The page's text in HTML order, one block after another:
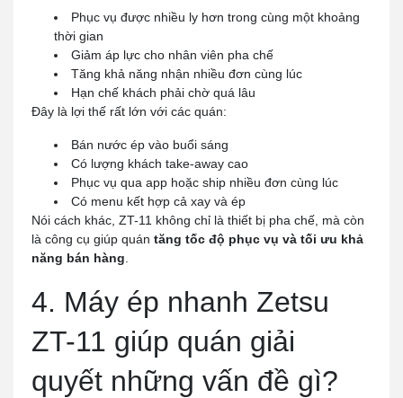
Phục vụ được nhiều ly hơn trong cùng một khoảng
thời gian
Giảm áp lực cho nhân viên pha chế
Tăng khả năng nhận nhiều đơn cùng lúc
Hạn chế khách phải chờ quá lâu
Đây là lợi thế rất lớn với các quán:
Bán nước ép vào buổi sáng
Có lượng khách take-away cao
Phục vụ qua app hoặc ship nhiều đơn cùng lúc
Có menu kết hợp cả xay và ép
Nói cách khác, ZT-11 không chỉ là thiết bị pha chế, mà còn
là công cụ giúp quán tăng tốc độ phục vụ và tối ưu khả
năng bán hàng
4. Máy ép nhanh Zetsu
ZT-11 giúp quán giải
quyết những vấn đề gì?